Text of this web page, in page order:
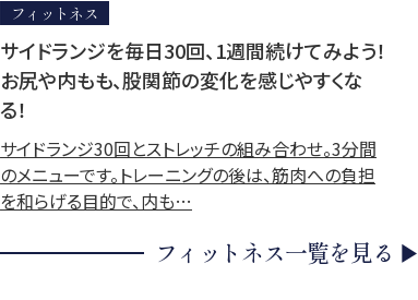
フィットネス
サイドランジを毎日30回、1週間続けてみよう！
お尻や内もも、股関節の変化を感じやすくな
る！
サイドランジ30回とストレッチの組み合わせ。3分間
のメニューです。トレーニングの後は、筋肉への負担
を和らげる目的で、内も…
フィットネス一覧を見る ▶︎